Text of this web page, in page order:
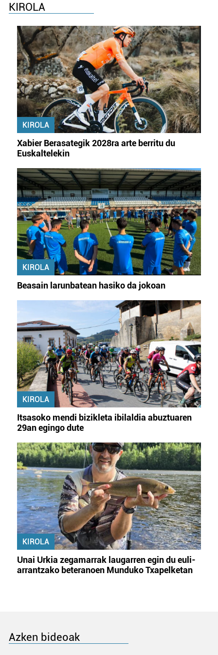
KIROLA
KIROLA
Xabier Berasategik 2028ra arte berritu du
Euskaltelekin
KIROLA
Beasain larunbatean hasiko da jokoan
KIROLA
Itsasoko mendi bizikleta ibilaldia abuztuaren
29an egingo dute
KIROLA
Unai Urkia zegamarrak laugarren egin du euli-
arrantzako beteranoen Munduko Txapelketan
Azken bideoak